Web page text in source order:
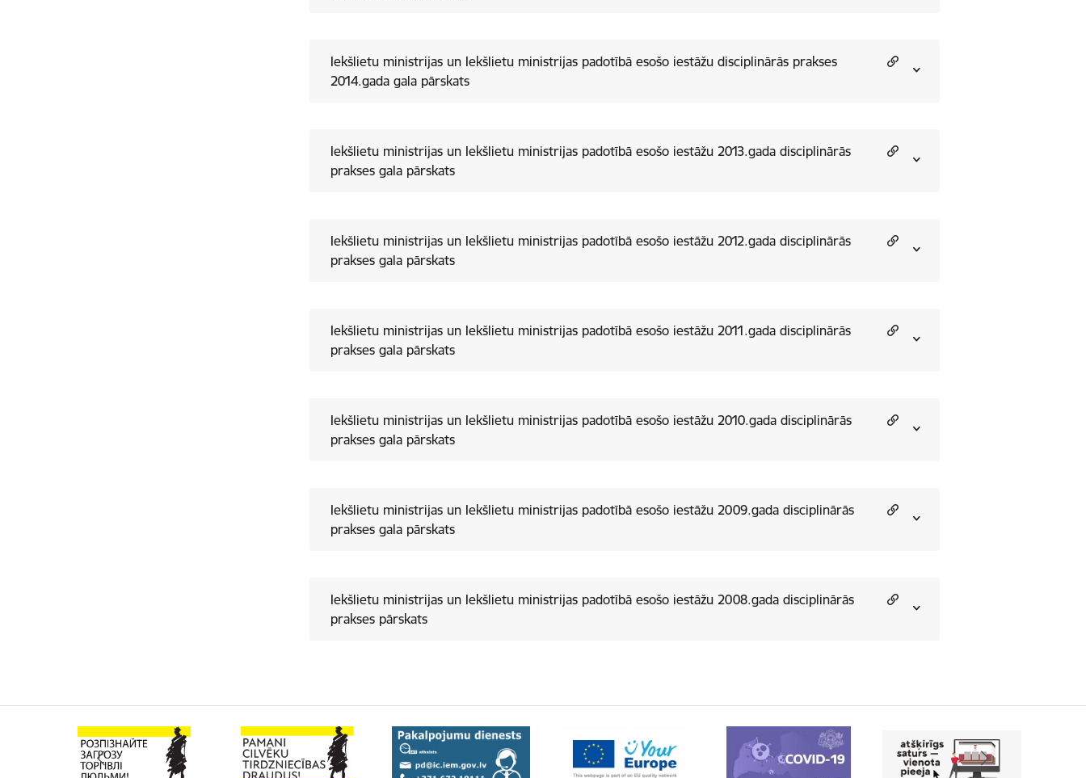
Iekšlietu ministrijas un Iekšlietu ministrijas padotībā esošo iestāžu disciplinārās prakses
2014.gada gala pārskats
Iekšlietu ministrijas un Iekšlietu ministrijas padotībā esošo iestāžu 2013.gada disciplinārās
prakses gala pārskats
Iekšlietu ministrijas un Iekšlietu ministrijas padotībā esošo iestāžu 2012.gada disciplinārās
prakses gala pārskats
Iekšlietu ministrijas un Iekšlietu ministrijas padotībā esošo iestāžu 2011.gada disciplinārās
prakses gala pārskats
Iekšlietu ministrijas un Iekšlietu ministrijas padotībā esošo iestāžu 2010.gada disciplinārās
prakses gala pārskats
Iekšlietu ministrijas un Iekšlietu ministrijas padotībā esošo iestāžu 2009.gada disciplinārās
prakses gala pārskats
Iekšlietu ministrijas un Iekšlietu ministrijas padotībā esošo iestāžu 2008.gada disciplinārās
prakses pārskats